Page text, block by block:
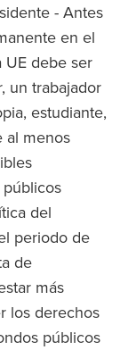
- Antes
en el
UE debe ser
un trabajador
estudiante,
al menos
del
periodo de
de
más
los derechos
públicos